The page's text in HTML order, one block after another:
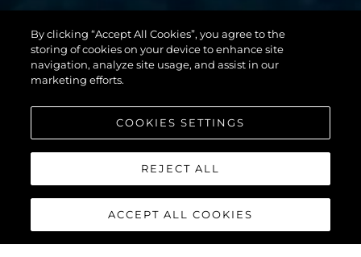
131 YACHT
By clicking “Accept All Cookies”, you agree to the
storing of cookies on your device to enhance site
navigation, analyze site usage, and assist in our
marketing efforts.
COOKIES SETTINGS
REJECT ALL
ACCEPT ALL COOKIES